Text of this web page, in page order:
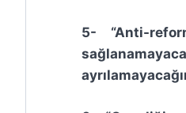
5- “Anti-